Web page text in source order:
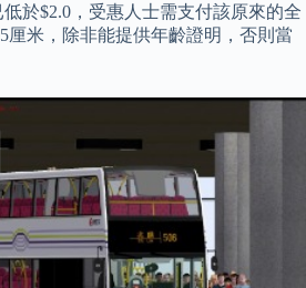
於$2.0，受惠人士需支付該原來的全
厘米，除非能提供年齡證明，否則當